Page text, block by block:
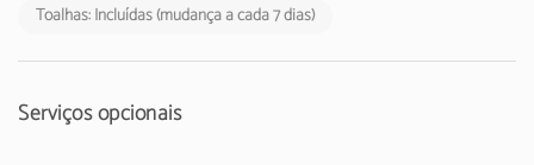
Toalhas: Incluídas (mudança a cada 7 dias)
Serviços opcionais